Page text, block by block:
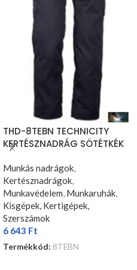
THD-8TEBN TECHNICITY
KERTÉSZNADRÁG SÖTÉTKÉK
Munkás nadrágok,
Kertésznadrágok,
Munkavédelem, Munkaruhák,
Kisgépek, Kertigépek,
Szerszámok
6 643 Ft
Termékkód: 8TEBN